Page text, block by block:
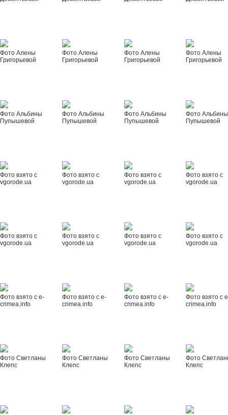
Фото Алены
Григорьевой
Фото Алены
Григорьевой
Фото Алены
Григорьевой
Фото Алены
Григорьевой
Фото Альбины
Пупышевой
Фото Альбины
Пупышевой
Фото Альбины
Пупышевой
Фото Альбины
Пупышевой
Фото взято с
vgorode.ua
Фото взято с
vgorode.ua
Фото взято с
vgorode.ua
Фото взято с
vgorode.ua
Фото взято с
vgorode.ua
Фото взято с
vgorode.ua
Фото взято с
vgorode.ua
Фото взято с
vgorode.ua
Фото взято с e-
crimea.info
Фото взято с e-
crimea.info
Фото взято с e-
crimea.info
Фото взято с
crimea.info
Фото Светланы
Клепс
Фото Светланы
Клепс
Фото Светланы
Клепс
Фото
Клепс